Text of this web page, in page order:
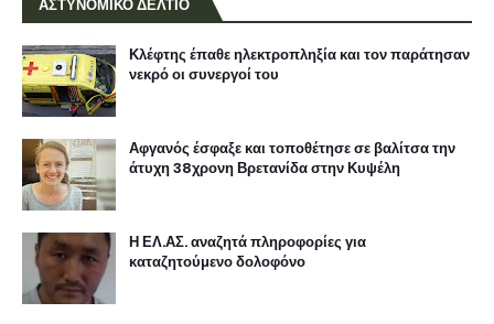
ΑΣΤΥΝΟΜΙΚΟ ΔΕΛΤΙΟ
Κλέφτης έπαθε ηλεκτροπληξία και τον παράτησαν
νεκρό οι συνεργοί του
Αφγανός έσφαξε και τοποθέτησε σε βαλίτσα την
άτυχη 38χρονη Βρετανίδα στην Κυψέλη
Η ΕΛ.ΑΣ. αναζητά πληροφορίες για
καταζητούμενο δολοφόνο